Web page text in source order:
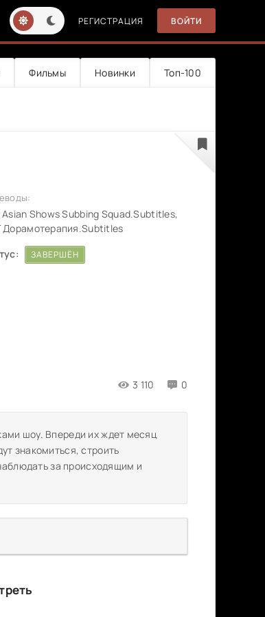
РЕГИСТРАЦИЯ ВОЙТИ
Фильмы Новинки Топ-100
3 110 0
Asian Shows Subbing Squad.Subtitles,
ЗАВЕРШЁН
шоу. Впереди их ждет месяц
знакомиться, строить
за происходящим и